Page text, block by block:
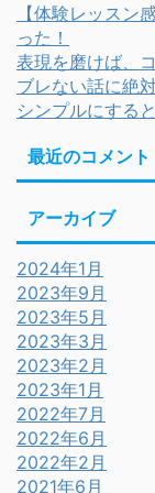
【体験レッスン
った！
表現を磨けば、
ブレない話に絶
シンプルにする
最近のコメント
アーカイブ
2024年1月
2023年9月
2023年5月
2023年3月
2023年2月
2023年1月
2022年7月
2022年6月
2022年2月
2021年6月